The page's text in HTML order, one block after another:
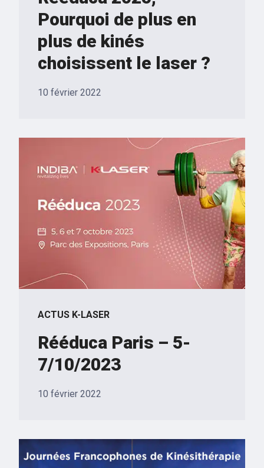
Pourquoi de plus en
plus de kinés
choisissent le laser ?
10 février 2022
ACTUS K-LASER
Rééduca Paris – 5-
7/10/2023
10 février 2022